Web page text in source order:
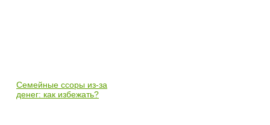
Семейные ссоры из-за
денег: как избежать?